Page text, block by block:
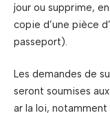
jour ou supprime,
copie d’une pièce
passeport).
Les demandes de
seront soumises
ar la loi,